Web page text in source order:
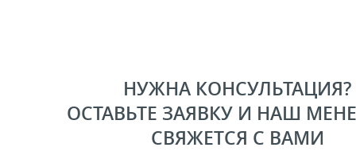
НУЖНА КОНСУЛЬТАЦИЯ?
ОСТАВЬТЕ ЗАЯВКУ И НАШ
СВЯЖЕТСЯ С ВАМИ